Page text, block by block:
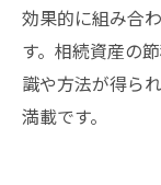
効果的に組み合
す。相続資産の
識や方法が得ら
満載です。